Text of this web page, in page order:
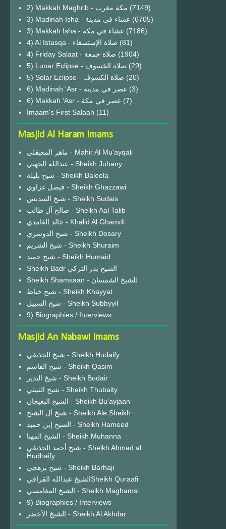
2) Makkah Maghrib - مكة مغرب (7149)
3) Madinah Isha - عشاء في مدينة (6705)
3) Makkah Isha - عشاء في مكة (7186)
4) Al Istasqa - صلاة الإستسقاء (81)
4) Friday Salaat - صلاة جمعة (1904)
5) Lunar Eclipse - صلاة الخسوف (29)
(20)
6) Madinah 'Asr - عصر في مدينة (3)
6) Makkah 'Asr - عصر في مكة (7)
Imaam's First Salaah (11)
Masjid Al Haram Imams
ماهر المعيقلي - Mahir Al Mu'ayqali
عبدالله الجهني - Sheikh Juhany
شيخ بليلة - Sheikh Baleela
فيصل غزاوي - Sheikh Ghazzawi
شيخ السديس - Sheikh Sudais
صالح آل طالب - Sheikh Aal Talib
خالد الغامدي - Khalid Al Ghamdi
شيخ الدوسري - Sheikh Dosary
شيخ الشريم - Sheikh Shuraim
شيخ حميد - Sheikh Humaid
Sheikh Badr الشيخ بدر التركي
Sheikh Shamsaan - للشيخ الشمسان
شيخ خياط - Sheikh Khayyat
شيخ السبيل - Sheikh Subbyyil
9) Biographies / Interviews
Masjid An Nabawi Imams
شيخ الحذيفي - Sheikh Hudaify
شيخ القاسم - Sheikh Qasim
شيخ البدير - Sheikh Budair
شيخ الثبيتي - Sheikh Thubaity
الشيخ البعيجان - Sheikh Bu'ayjaan
شيخ آل الشيخ - Sheikh Ale Sheikh
الشيخ إبن حميد - Sheikh Hameed
الشيخ المهنا - Sheikh Muhanna
شيخ أحمد الحذيفي - Sheikh Ahmad al
Hudhaify
شيخ برهجي - Sheikh Barhaji
الشيخ عبدالله القرافيSheikh Quraafi
الشيخ المغامسي - Sheikh Maghamsi
9) Biographies / Interviews
الشيخ الأخضر - Sheikh Al Akhdar